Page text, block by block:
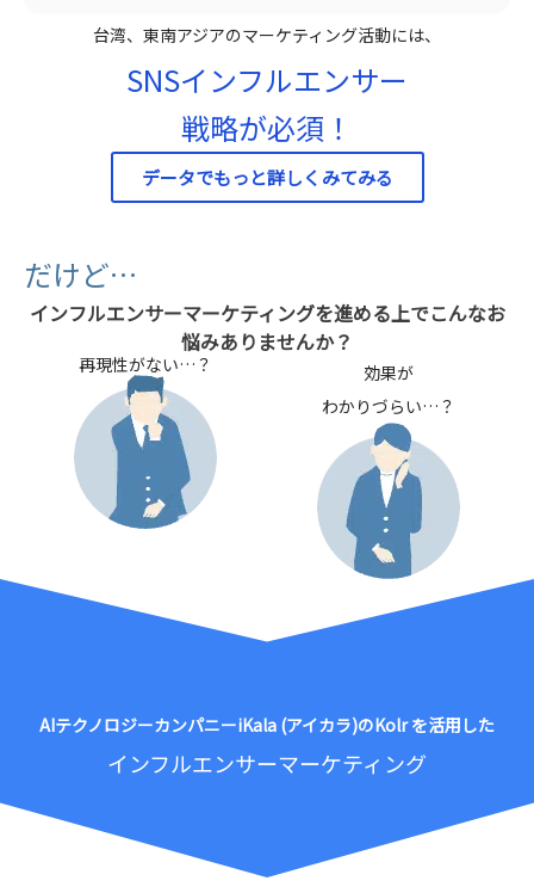
台湾、東南アジアのマーケティング活動には、
SNSインフルエンサー
戦略が必須！
データでもっと詳しくみてみる
だけど…
インフルエンサーマーケティングを進める上でこんなお
悩みありませんか？
再現性がない…？
効果が
わかりづらい…？
AIテクノロジーカンパニーiKala (アイカラ)のKolr を活用した
インフルエンサーマーケティング